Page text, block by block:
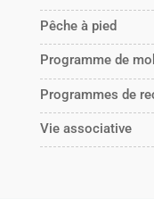
Pêche à pied
Programme de
Programmes de
Vie associative